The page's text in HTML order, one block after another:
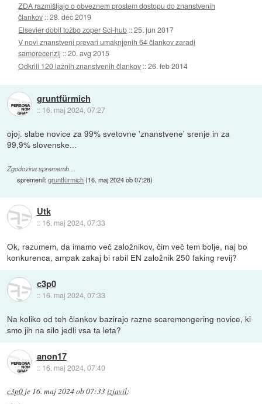
ZDA razmišljajo o obveznem prostem dostopu do znanstvenih
člankov ::28. dec 2019
Elsevier dobil tožbo zoper Sci-hub ::25. jun 2017
V novi znanstveni prevari umaknjenih 64 člankov zaradi
samorecenzij ::20. avg 2015
Odkrili 120 lažnih znanstvenih člankov ::26. feb 2014
gruntfürmich
:: 16. maj 2024, 07:27
ojoj. slabe novice za 99% svetovne 'znanstvene' srenje in za
99,9% slovenske...
Zgodovina sprememb…
spremenil:gruntfürmich(16. maj 2024 ob 07:28)
Utk
:: 16. maj 2024, 07:33
Ok, razumem, da imamo več založnikov, čim več tem bolje, naj bo
konkurenca, ampak zakaj bi rabil EN založnik 250 faking revij?
c3p0
:: 16. maj 2024, 07:33
Na koliko od teh člankov bazirajo razne scaremongering novice, ki
smo jih na silo jedli vsa ta leta?
anon17
:: 16. maj 2024, 07:40
c3p0 je 16. maj 2024 ob 07:33izjavil: